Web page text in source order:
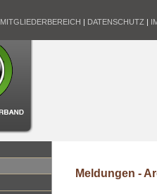
MITGLIEDERBEREICH | DATENSCHUTZ |
Meldungen -